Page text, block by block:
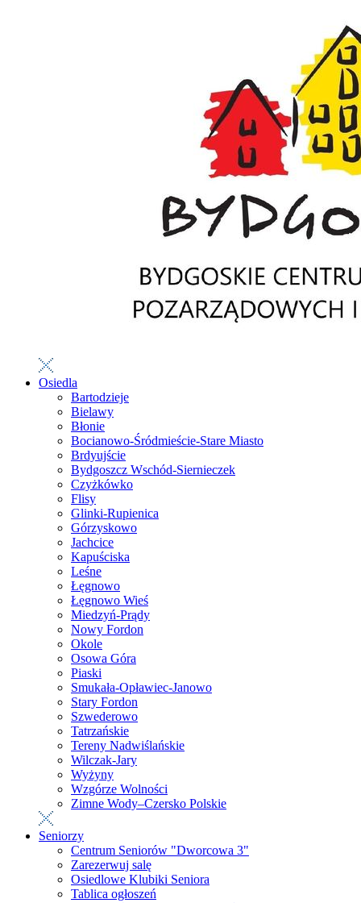
Osiedla
Bartodzieje
Bielawy
Błonie
Bocianowo-Śródmieście-Stare Miasto
Brdyujście
Bydgoszcz Wschód-Siernieczek
Czyżkówko
Flisy
Glinki-Rupienica
Górzyskowo
Jachcice
Kapuściska
Leśne
Łęgnowo
Łęgnowo Wieś
Miedzyń-Prądy
Nowy Fordon
Okole
Osowa Góra
Piaski
Smukała-Opławiec-Janowo
Stary Fordon
Szwederowo
Tatrzańskie
Tereny Nadwiślańskie
Wilczak-Jary
Wyżyny
Wzgórze Wolności
Zimne Wody–Czersko Polskie
Seniorzy
Centrum Seniorów "Dworcowa 3"
Zarezerwuj salę
Osiedlowe Klubiki Seniora
Tablica ogłoszeń